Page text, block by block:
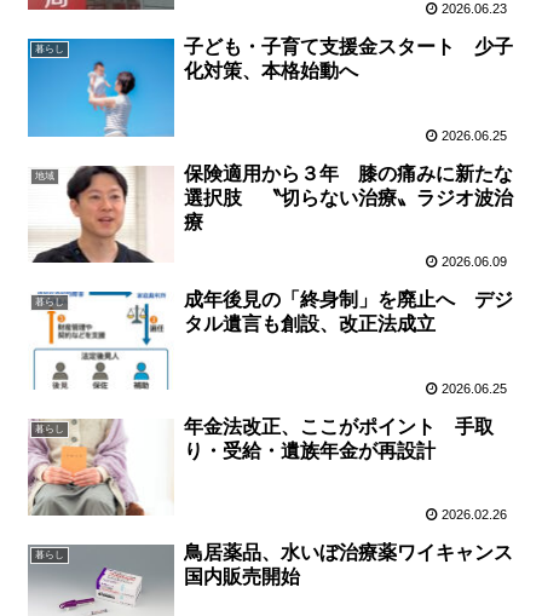
2026.06.23
暮らし
子ども・子育て支援金スタート 少子
化対策、本格始動へ
2026.06.25
地域
保険適用から３年 膝の痛みに新たな
選択肢 〝切らない治療〟ラジオ波治
療
2026.06.09
暮らし
成年後見の「終身制」を廃止へ デジ
タル遺言も創設、改正法成立
2026.06.25
暮らし
年金法改正、ここがポイント 手取
り・受給・遺族年金が再設計
2026.02.26
暮らし
鳥居薬品、水いぼ治療薬ワイキャンス
国内販売開始